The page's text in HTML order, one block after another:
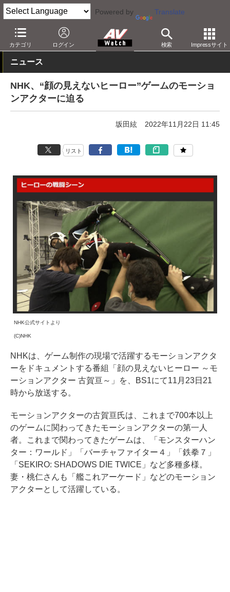
Powered by Translate
カテゴリ ログイン 検索 Impressサイト
AV Watch コンテンツ・サービス 放送 その他
ニュース
NHK、“顔の見えないヒーロー”ゲームのモーショ
ンアクターに迫る
坂田絃 2022年11月22日 11:45
リスト
NHK公式サイトより
(C)NHK
NHKは、ゲーム制作の現場で活躍するモーションアクタ
ーをドキュメントする番組「顔の見えないヒーロー ～モ
ーションアクター 古賀亘～」を、BS1にて11月23日21
時から放送する。
モーションアクターの古賀亘氏は、これまで700本以上
のゲームに関わってきたモーションアクターの第一人
者。これまで関わってきたゲームは、「モンスターハン
ター：ワールド」「バーチャファイター４」「鉄拳７」
「SEKIRO: SHADOWS DIE TWICE」など多種多様。
妻・桃仁さんも「艦これアーケード」などのモーション
アクターとして活躍している。